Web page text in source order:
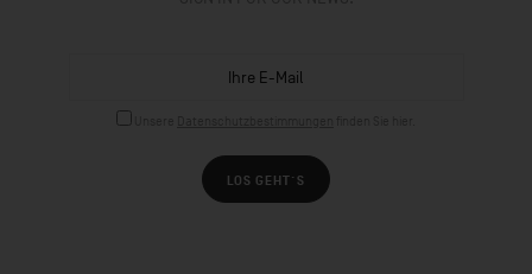
LOS GEHT´S